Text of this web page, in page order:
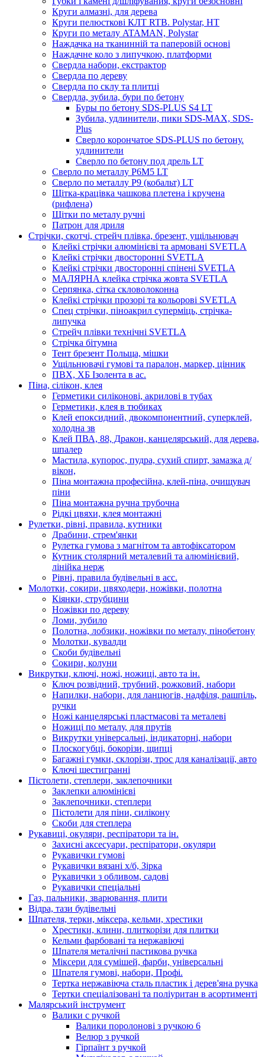
Круги алмазні, для дерева
Круги пелюсткові КЛТ RTB. Polystar, НТ
Круги по металу ATAMAN, Polystar
Наждачка на тканинній та паперовій основі
Наждачне коло з липучкою, платформи
Свердла набори, екстрактор
Свердла по дереву
Свердла по склу та плитці
Свердла, зубила, бури по бетону
Буры по бетону SDS-PLUS S4 LT
Зубила, удлинители, пики SDS-МАХ, SDS-
Plus
Сверло корончатое SDS-PLUS по бетону.
удлинители
Сверло по бетону под дрель LT
Сверло по металлу P6M5 LT
Сверло по металлу Р9 (кобальт) LT
Щітка-крацівка чашкова плетена і кручена
(рифлена)
Щітки по металу ручні
Патрон для дриля
Стрічки, скотчі, стрейч плівка, брезент, ущільнювач
Клейкі стрічки алюмінієві та армовані SVETLA
Клейкі стрічки двосторонні SVETLA
Клейкі стрічки двосторонні спінені SVETLA
МАЛЯРНА клейка стрічка жовта SVETLA
Серпянка, сітка скловолоконна
Клейкі стрічки прозорі та кольорові SVETLA
Спец стрічки, піноакрил суперміць, стрічка-
липучка
Стрейч плівки технічні SVETLA
Стрічка бітумна
Тент брезент Польща, мішки
Ущільнювачі гумові та паралон, маркер, цінник
ПВХ, ХБ Ізолента в ас.
Піна, сілікон, клея
Герметики силіконові, акрилові в тубах
Герметики, клея в тюбиках
Клей епоксидний, двокомпонентний, суперклей,
холодна зв
Клей ПВА, 88, Дракон, канцелярський, для дерева,
шпалер
Мастила, купорос, пудра, сухий спирт, замазка д/
вікон,
Піна монтажна професійна, клей-піна, очищувач
піни
Піна монтажна ручна трубочна
Рідкі цвяхи, клея монтажні
Рулетки, рівні, правила, кутники
Драбини, стрем'янки
Рулетка гумова з магнітом та автофіксатором
Кутник столярний металевий та алюмінієвий,
лінійка нерж
Рівні, правила будівельні в асс.
Молотки, сокири, цвяходери, ножівки, полотна
Кіянки, струбцини
Ножівки по дереву
Ломи, зубило
Полотна, лобзики, ножівки по металу, пінобетону
Молотки, кувалди
Скоби будівельні
Сокири, колуни
Викрутки, ключі, ножі, ножиці, авто та ін.
Ключ розвідний, трубний, рожковий, набори
Напилки, набори, для ланцюгів, надфіля, рашпіль,
ручки
Ножі канцелярські пластмасові та металеві
Ножиці по металу, для прутів
Викрутки універсальні, індикаторні, набори
Плоскогубці, бокорізи, щипці
Багажні гумки, склорізи, трос для каналізації, авто
Ключі шестигранні
Пістолети, степлери, заклепочники
Заклепки алюмінієві
Заклепочники, степлери
Пістолети для піни, силікону
Скоби для степлера
Рукавиці, окуляри, респіратори та ін.
Захисні аксесуари, респіратори, окуляри
Рукавички гумові
Рукавички вязані х/б, Зірка
Рукавички з обливом, садові
Рукавички спеціальні
Газ, пальники, зварювання, плити
Відра, тази будівельні
Шпателя, терки, міксера, кельми, хрестики
Хрестики, клини, плиткорізи для плитки
Кельми фарбовані та нержавіючі
Шпателя металічні пастикова ручка
Міксери для сумішей, фарби, універсальні
Шпателя гумові, набори, Профі.
Тертка нержавіюча сталь пластик і дерев'яна ручка
Тертки спеціалізовані та поліуритан в асортименті
Малярський інструмент
Валики с ручкой
Валики поролонові з ручкою 6
Велюр з ручкой
Гірпаїнт з ручкой